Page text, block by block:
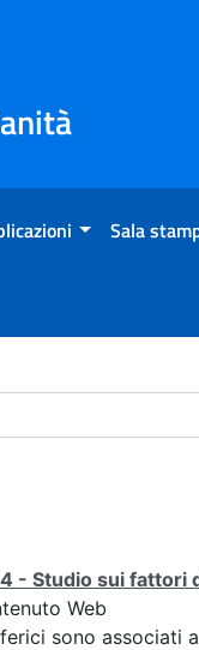
Sala
- Studio sui fattori
Web
sono associati